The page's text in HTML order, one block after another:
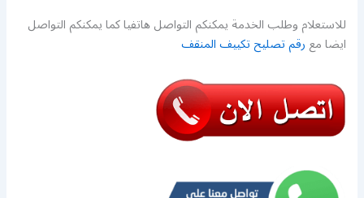
للاستعلام وطلب الخدمة يمكنكم التواصل هاتفيا كما يمكنكم التواصل
ايضا معرقم تصليح تكييف المنقف